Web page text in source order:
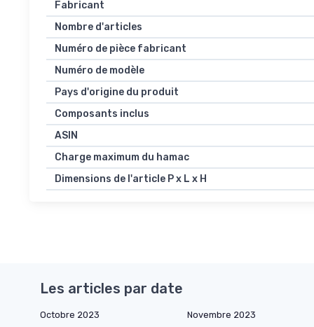
Fabricant
Nombre d'articles
Numéro de pièce fabricant
Numéro de modèle
Pays d'origine du produit
Composants inclus
ASIN
Charge maximum du hamac
Dimensions de l'article P x L x H
Les articles par date
Octobre 2023 Novembre 2023